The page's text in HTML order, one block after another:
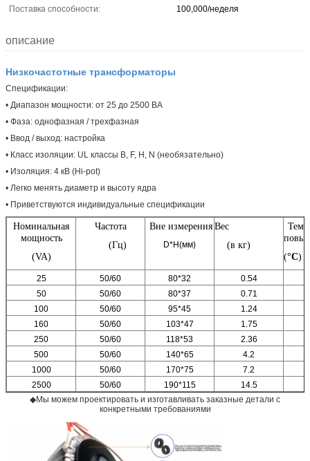
Поставка способности:
100,000/неделя
описание
Низкочастотные трансформаторы
Спецификации:
• Диапазон мощности: от 25 до 2500 ВА
• Фаза: однофазная / трехфазная
• Ввод / выход: настройка
• Класс изоляции: UL классы B, F, H, N (необязательно)
• Изоляция: 4 кВ (Hi-pot)
• Легко менять диаметр и высоту ядра
• Приветствуются индивидуальные спецификации
Номинальная
мощность
(VA)
Частота
(Гц)
Вне измерения
D*H(мм)
Вес
(в кг)
(°C)
25 50/60 80*32
0.54
50
50/60 80*37
0.71
100
50/60 95*45
1.24
160
50/60 103*47
1.75
250
50/60 118*53
2.36
500
50/60 140*65
4.2
1000
50/60 170*75
7.2
2500
50/60 190*115
14.5
◆Мы можем проектировать и изготавливать заказные детали с
конкретными требованиями